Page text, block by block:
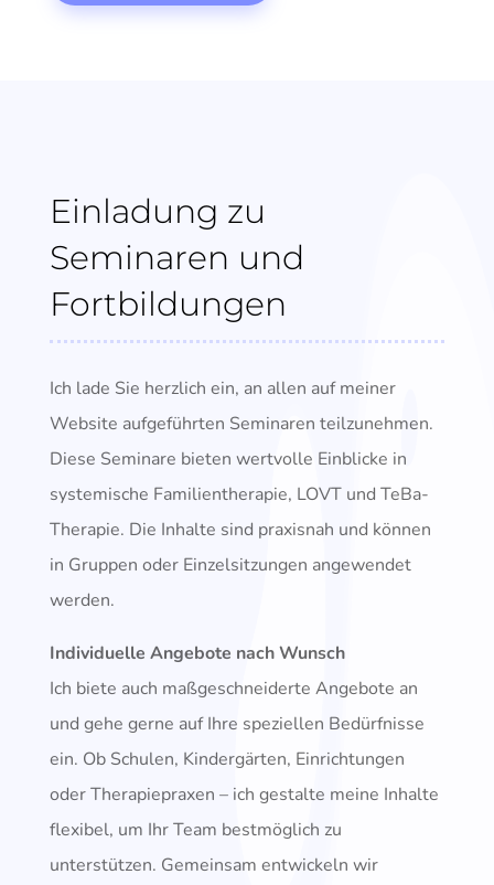
Einladung zu
Seminaren und
Fortbildungen
Ich lade Sie herzlich ein, an allen auf meiner
Website aufgeführten Seminaren teilzunehmen.
Diese Seminare bieten wertvolle Einblicke in
systemische Familientherapie, LOVT und TeBa-
Therapie. Die Inhalte sind praxisnah und können
in Gruppen oder Einzelsitzungen angewendet
werden.
Individuelle Angebote nach Wunsch
Ich biete auch maßgeschneiderte Angebote an
und gehe gerne auf Ihre speziellen Bedürfnisse
ein. Ob Schulen, Kindergärten, Einrichtungen
oder Therapiepraxen – ich gestalte meine Inhalte
flexibel, um Ihr Team bestmöglich zu
unterstützen. Gemeinsam entwickeln wir